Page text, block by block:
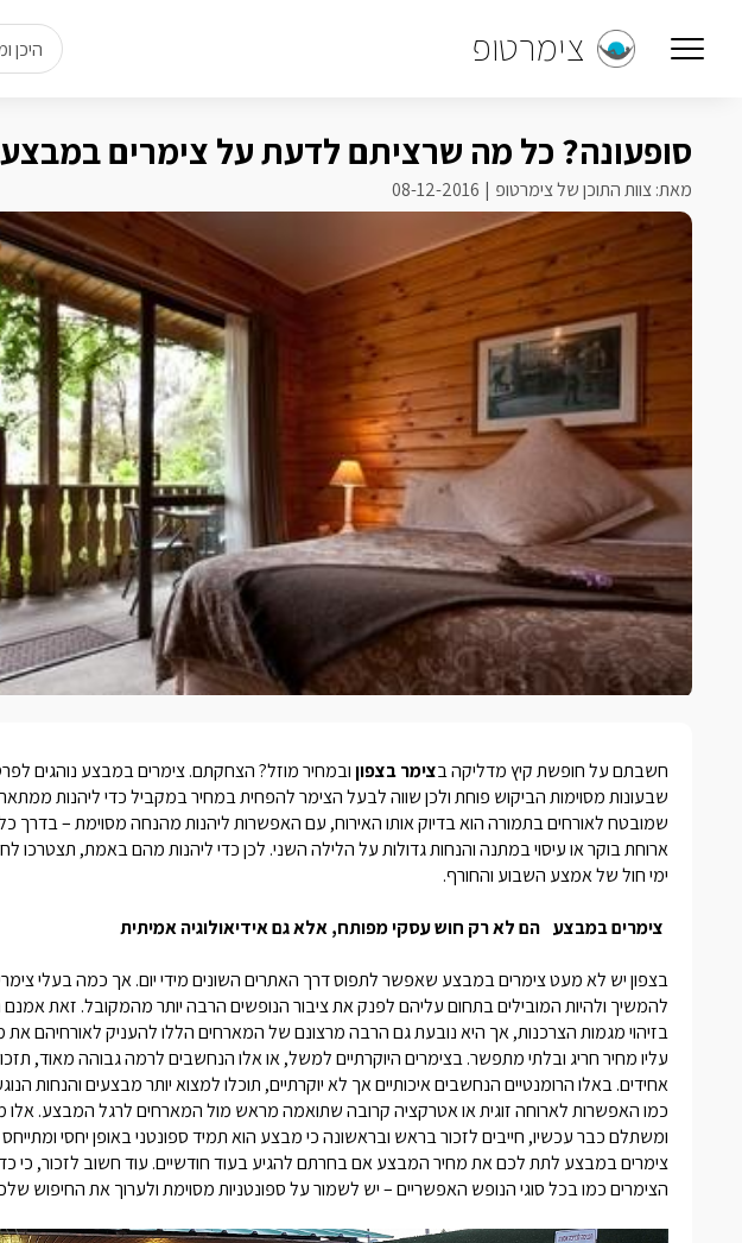
צימרטופ היכן
סופעונה? כל מה שרציתם לדעת על צימרים במבצע
מאת: צוות התוכן של צימרטופ 08-12-2016
חשבתם על חופשת קיץ מדליקה בצימר בצפוןובמחיר מוזל? הצחקתם.צימרים במבצע נוהגים
שבעונות מסוימות הביקוש פוחת ולכן שווה לבעל הצימר להפחית במחיר במקביל כדי ליהנות
שמובטח לאורחים בתמורה הוא בדיוק אותו האירוח, עם האפשרות ליהנות מהנחה מסוימת – בדרך
ארוחת בוקר או עיסוי במתנה והנחות גדולות על הלילה השני. לכן כדי ליהנות מהם באמת, תצטרכו
ימי חול של אמצע השבוע והחורף.
צימרים במבצע הם לא רק חוש עסקי מפותח, אלא גם אידיאולוגיה אמיתית
בצפון יש לא מעטצימרים במבצע שאפשר לתפוס דרך האתרים השונים מידי יום. אך כמה בעלי
להמשיך ולהיות המובילים בתחום עליהם לפנק את ציבור הנופשים הרבה יותר מהמקובל. זאת אמנם
בזיהוי מגמות הצרכנות, אך היא נובעת גם הרבה מרצונם של המארחים הללו להעניק לאורחיהם
עליו מחיר חריג ובלתי מתפשר. בצימרים היוקרתיים למשל, או אלו הנחשבים לרמה גבוהה מאוד,
אחידים. באלו הרומנטיים הנחשבים איכותיים אך לא יוקרתיים, תוכלו למצוא יותר מבצעים והנחות
כמו האפשרות לארוחה זוגית או אטרקציה קרובה שתואמה מראש מול המארחים לרגל המבצע.
ומשתלם כבר עכשיו, חייבים לזכור בראש ובראשונה כי מבצע הוא תמיד ספונטני באופן יחסי
צימרים במבצע לתת לכם את מחיר המבצע אם בחרתם להגיע בעוד חודשיים. עוד חשוב לזכור, כי
הצימרים כמו בכל סוגי הנופש האפשריים – יש לשמור על ספונטניות מסוימת ולערוך את החיפוש